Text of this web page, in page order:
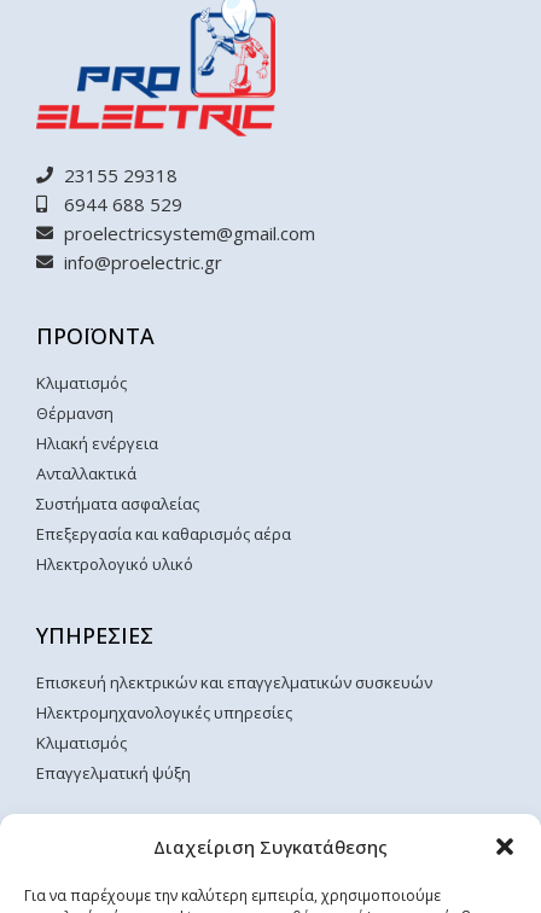
Διαχείριση Συγκατάθεσης
Για να παρέχουμε την καλύτερη εμπειρία, χρησιμοποιούμε
23155 29318
6944 688 529
proelectricsystem@gmail.com
info@proelectric.gr
ΠΡΟΪΟΝΤΑ
Κλιματισμός
Θέρμανση
Ηλιακή ενέργεια
Ανταλλακτικά
Συστήματα ασφαλείας
Επεξεργασία και καθαρισμός αέρα
Ηλεκτρολογικό υλικό
ΥΠΗΡΕΣΙΕΣ
Επισκευή ηλεκτρικών και επαγγελματικών συσκευών
Ηλεκτρομηχανολογικές υπηρεσίες
Κλιματισμός
Επαγγελματική ψύξη
ΧΡΗΣΙΜΕΣ ΣΕΛΙΔΕΣ
Αρχική